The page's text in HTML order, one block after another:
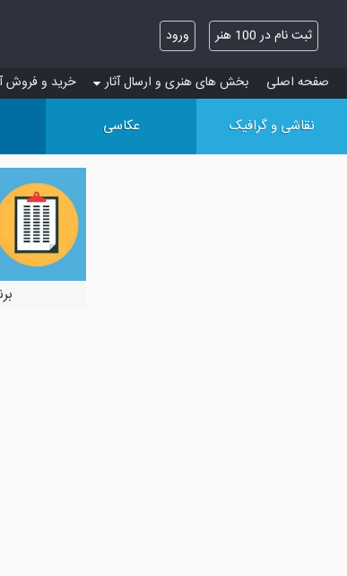
ثبت نام در 100 هنر ورود
صفحه اصلی بخش های هنری و ارسال آثار خرید و فروش
نقاشی و گرافیک عکاسی